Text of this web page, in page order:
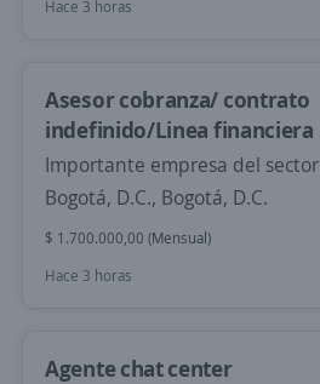
Hace 3 horas
Asesor cobranza/ contrato
indefinido/Linea financiera
Importante empresa del sector
Bogotá, D.C., Bogotá, D.C.
$ 1.700.000,00 (Mensual)
Hace 3 horas
Agente chat center